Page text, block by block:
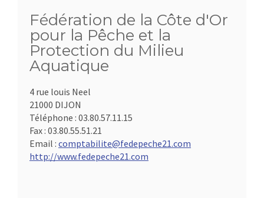
Fédération de la Côte d'Or
pour la Pêche et la
Protection du Milieu
Aquatique
4 rue louis Neel
21000 DIJON
Téléphone : 03.80.57.11.15
Fax : 03.80.55.51.21
Email : comptabilite@fedepeche21.com
http://www.fedepeche21.com